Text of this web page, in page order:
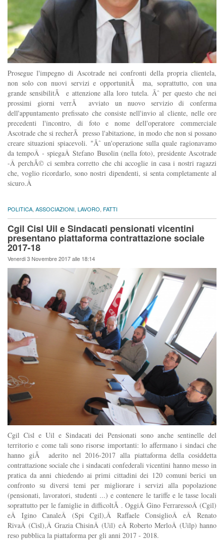
Prosegue l'impegno di Ascotrade nei confronti della propria clientela,
non solo con nuovi servizi e opportunitÃ ma, soprattutto, con una
grande sensibilitÃ e attenzione alla loro tutela. Ãˆ per questo che nei
prossimi giorni verrÃ avviato un nuovo servizio di conferma
dell'appuntamento prefissato che consiste nell'invio al cliente, nelle ore
precedenti l'incontro, di foto e nome dell'operatore commerciale
Ascotrade che si recherÃ presso l'abitazione, in modo che non si possano
creare situazioni spiacevoli. "Ãˆ un'operazione sulla quale ragionavamo
da tempoÂ - spiegaÂ Stefano Busolin (nella foto), presidente Ascotrade
-Â perchÃ© ci sembra corretto che chi accoglie in casa i nostri ragazzi
che, voglio ricordarlo, sono nostri dipendenti, si senta completamente al
sicuro.Â
POLITICA ASSOCIAZIONI LAVORO FATTI
Cgil Cisl Uil e Sindacati pensionati vicentini
presentano piattaforma contrattazione sociale
2017-18
Venerdi 3 Novembre 2017 alle 18:14
Cgil Cisl e Uil e Sindacati dei Pensionati sono anche sentinelle del
territorio e come tali sono risorse importanti: lo affermano i sindaci che
hanno giÃ aderito nel 2016-2017 alla piattaforma della cosiddetta
contrattazione sociale che i sindacati confederali vicentini hanno messo in
pratica da anni chiedendo ai primi cittadini dei 120 comuni berici un
confronto su diversi temi per migliorare i servizi alla popolazione
(pensionati, lavoratori, studenti ...) e contenere le tariffe e le tasse locali
soprattutto per le famiglie in difficoltÃ . OggiÂ Gino FerraressoÂ (Cgil)
eÂ Igino CanaleÂ (Spi Cgil),Â Raffaele ConsiglioÂ eÂ Renato
RivaÂ (Cisl),Â Grazia ChisinÂ (Uil) eÂ Roberto MerloÂ (Uilp) hanno
reso pubblica la piattaforma per gli anni 2017 - 2018.